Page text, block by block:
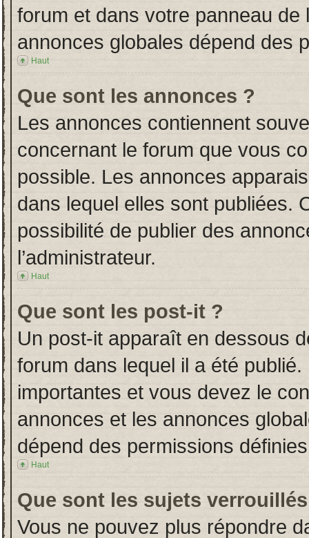
forum et dans votre panneau de
annonces globales dépend des
Haut
Que sont les annonces ?
Les annonces contiennent
concernant le forum que vous
possible. Les annonces
dans lequel elles sont publiées.
possibilité de publier des
l’administrateur.
Haut
Que sont les post-it ?
Un post-it apparaît en dessous
forum dans lequel il a été
importantes et vous devez le
annonces et les annonces
dépend des permissions
Haut
Que sont les sujets
Vous ne pouvez plus répondre